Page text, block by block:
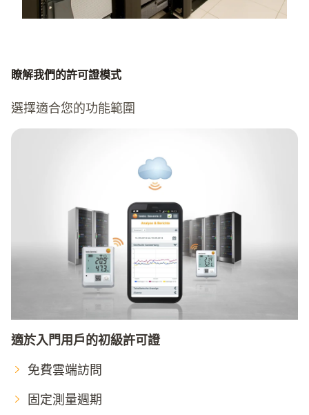
瞭解我們的許可證模式
選擇適合您的功能範圍
適於入門用戶的初級許可證
免費雲端訪問
固定測量週期